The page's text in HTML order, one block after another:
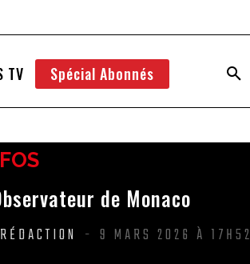
TV Spécial Abonnés
de Monaco
- 9 MARS 2026 À 17H52